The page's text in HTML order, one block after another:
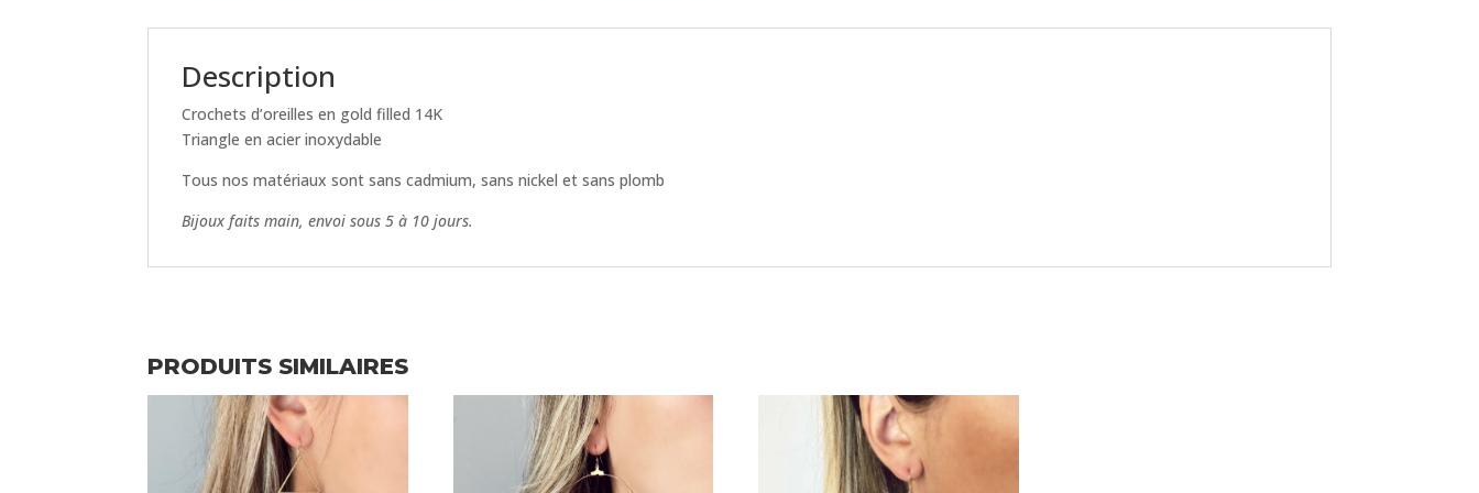
Description
Crochets d’oreilles en gold filled 14K
Triangle en acier inoxydable
Tous nos matériaux sont sans cadmium, sans nickel et sans plomb
Bijoux faits main, envoi sous 5 à 10 jours.
PRODUITS SIMILAIRES